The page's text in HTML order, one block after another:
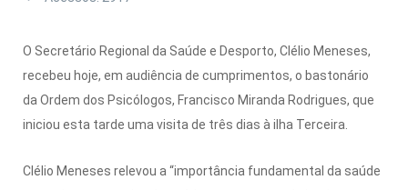
O Secretário Regional da Saúde e Desporto, Clélio Meneses,
recebeu hoje, em audiência de cumprimentos, o bastonário
da Ordem dos Psicólogos, Francisco Miranda Rodrigues, que
iniciou esta tarde uma visita de três dias à ilha Terceira.
Clélio Meneses relevou a “importância fundamental da saúde